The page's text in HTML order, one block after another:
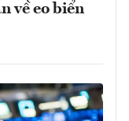
về eo biển